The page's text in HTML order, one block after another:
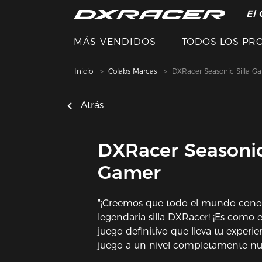
El
MÁS VENDIDOS TODOS LOS
Inicio Colabs Marcas DXRacer Seasonic Silla
Atrás
DXRacer
Gamer
"¡Creemos que todo el mundo
legendaria silla DXRacer! ¡Es como
juego definitivo que lleva tu
juego a un nivel completamente